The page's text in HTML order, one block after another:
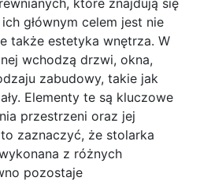
głównym celem jest nie
także estetyka wnętrza. W
wchodzą drzwi, okna,
zabudowy, takie jak
Elementy te są kluczowe
przestrzeni oraz jej
zaznaczyć, że stolarka
z różnych
pozostaje